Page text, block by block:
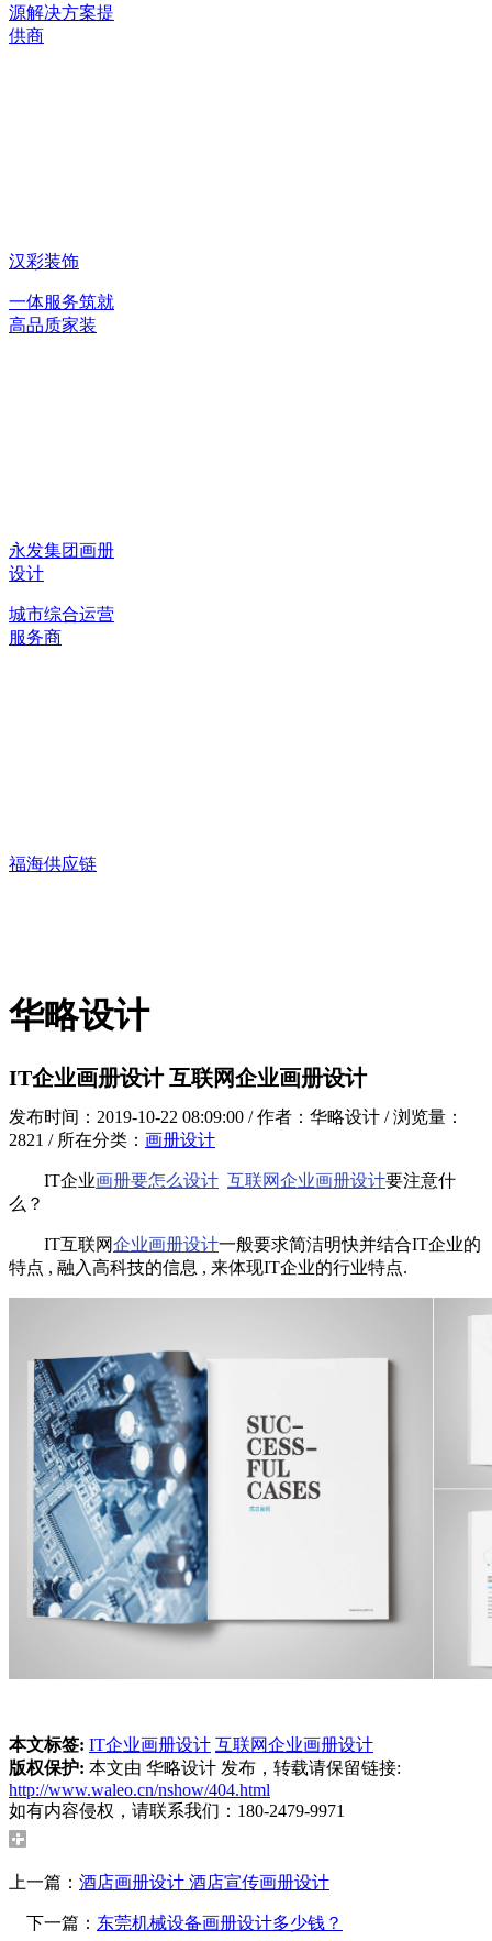
源解决方案提
供商
汉彩装饰
一体服务筑就
高品质家装
永发集团画册
设计
城市综合运营
服务商
福海供应链
华略设计
IT企业画册设计 互联网企业画册设计
发布时间：2019-10-22 08:09:00 / 作者：华略设计 / 浏览量：
2821 / 所在分类： 画册设计
IT企业画册要怎么设计 互联网企业画册设计要注意什
么？
IT互联网企业画册设计一般要求简洁明快并结合IT企业的
特点 , 融入高科技的信息 , 来体现IT企业的行业特点.
本文标签: IT企业画册设计 互联网企业画册设计
版权保护: 本文由 华略设计 发布，转载请保留链接:
http://www.waleo.cn/nshow/404.html
如有内容侵权，请联系我们：180-2479-9971
上一篇： 酒店画册设计 酒店宣传画册设计
下一篇： 东莞机械设备画册设计多少钱？